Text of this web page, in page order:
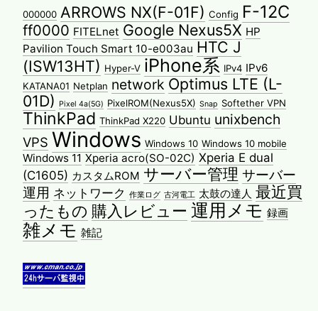
000000 ARROWS NX(F-01F) Config F-12C
ff0000 FITELnet Google Nexus5X HP
Pavilion Touch Smart 10-e003au HTC J
(ISW13HT) Hyper-V iPhone系 IPv4 IPv6
KATANA01 Netplan network Optimus LTE (L-
01D)
Pixel 4a(5G) PixelROM(Nexus5X) Snap Softether VPN
ThinkPad ThinkPad X220 Ubuntu unixbench
VPS Windows Windows 10 Windows 10 mobile
Windows 11 Xperia acro(SO-02C) Xperia E dual
(C1605) カスタムROM サーバー管理 サーバー
運用 ネットワーク 作業ログ 古河電工 太鼓の達人 最近買
ったもの 購入レビュー 運用メモ 録画
雑メモ 雑記